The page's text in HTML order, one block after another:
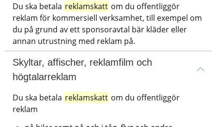
Du ska betala reklamskatt om du offentliggör
reklam för kommersiell verksamhet, till exempel om
du på grund av ett sponsoravtal bär kläder eller
annan utrustning med reklam på.
Skyltar, affischer, reklamfilm och
högtalarreklam
Du ska betala reklamskatt om du offentliggör
reklam